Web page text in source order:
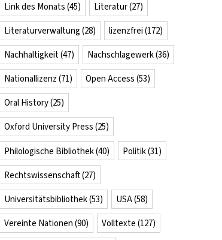
Link des Monats (45) Literatur(27)
Literaturverwaltung (28) lizenzfrei (172)
Nachhaltigkeit(47) Nachschlagewerk(36)
Nationallizenz (71) Open Access (53)
Oral History(25)
Oxford University Press (25)
Philologische Bibliothek(40) Politik(31)
Rechtswissenschaft(27)
Universitätsbibliothek(53) USA(58)
Vereinte Nationen (90) Volltexte (127)